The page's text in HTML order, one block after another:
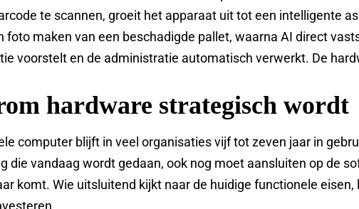
te scannen, groeit het apparaat uit tot een intelligente
foto maken van een beschadigde pallet, waarna AI direct
voorstelt en de administratie automatisch verwerkt. De
hardware strategisch wordt
computer blijft in veel organisaties vijf tot zeven jaar in
die vandaag wordt gedaan, ook nog moet aansluiten op de
komt. Wie uitsluitend kijkt naar de huidige functionele